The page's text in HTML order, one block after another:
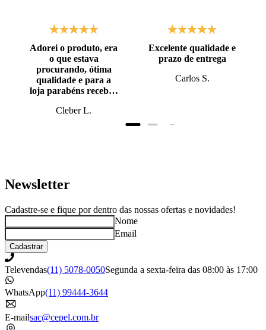
Adorei o produto, era
o que estava
procurando, ótima
qualidade e para a
loja parabéns recebi o
prazo, super bem
Cleber L.
Excelente qualidade e
prazo de entrega
Carlos S.
Newsletter
Cadastre-se e fique por dentro das nossas ofertas e novidades!
Nome
Email
Cadastrar
Televendas(11) 5078-0050Segunda a sexta-feira das 08:00 às 17:00
WhatsApp(11) 99444-3644
E-mailsac@cepel.com.br